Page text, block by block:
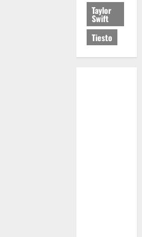
Taylor
Swift
Tiesto